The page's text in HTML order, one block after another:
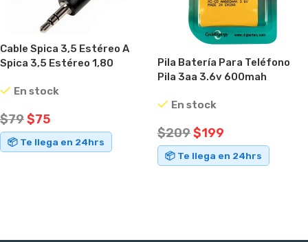
Cable Spica 3,5 Estéreo A
Spica 3,5 Estéreo 1,80
En stock
$79$75
📦 Te llega en 24hrs
Pila Batería Para Teléfono
Pila 3aa 3.6v 600mah
En stock
$209$199
📦 Te llega en 24hrs